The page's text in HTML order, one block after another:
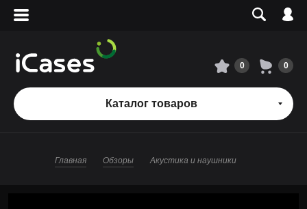
Вход
Сервисный центр
О магазине
Адреса магазинов
0 0
Каталог товаров
Главная Обзоры Акустика и наушники